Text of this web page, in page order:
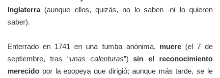
Inglaterra(aunque ellos, quizás, no lo saben -ni lo quieren
saber).
Enterrado en 1741 en una tumba anónima, muere(el 7 de
septiembre, tras “unas calenturas”) sin el reconocimiento
merecido por la epopeya que dirigió; aunque más tarde, se le